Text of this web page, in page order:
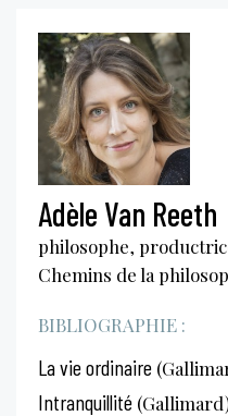
Adèle Van Reeth
philosophe,
Chemins de la
BIBLIOGRAPHIE :
La vie ordinaire
Intranquillité